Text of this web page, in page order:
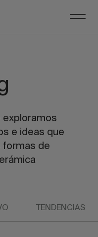
exploramos
e ideas que
formas de
TENDENCIAS